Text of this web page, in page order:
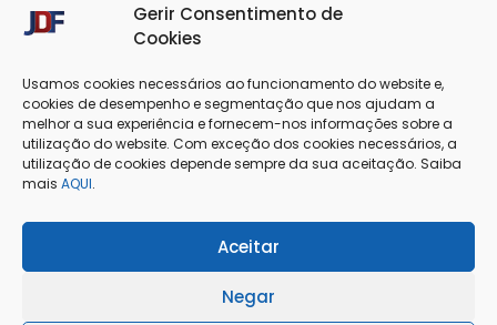
Gerir Consentimento de
Cookies
Usamos cookies necessários ao funcionamento do website e,
cookies de desempenho e segmentação que nos ajudam a
melhor a sua experiência e fornecem-nos informações sobre a
utilização do website. Com exceção dos cookies necessários, a
utilização de cookies depende sempre da sua aceitação. Saiba
mais AQUI.
Aceitar
Negar
Termos & Condições
Política de Privacidade
Política de Cookies
Resolução de Conflitos